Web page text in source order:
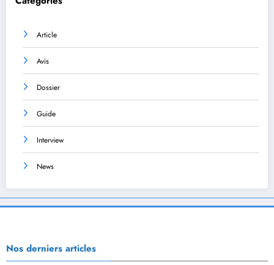
Article
Avis
Dossier
Guide
Interview
News
Nos derniers articles